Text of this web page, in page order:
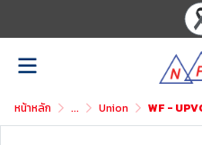
หน้าหลัก ... Union WF -